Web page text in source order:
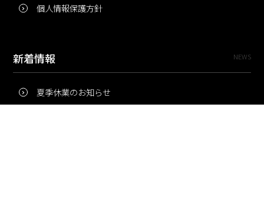
個人情報保護方針
新着情報 NEWS
夏季休業のお知らせ